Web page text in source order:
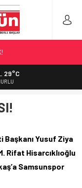
29°C
Başkanı Yusuf Ziya
Rifat Hisarcıklıoğlu
Samsunspor